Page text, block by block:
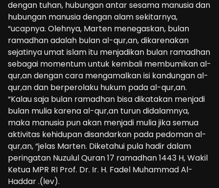
dengan tuhan, hubungan antar sesama manusia dan
hubungan manusia dengan alam sekitarnya,
“ucapnya. Olehnya, Marten menegaskan, bulan
ramadhan adalah bulan al-qur,an, dikarenakan
sejatinya umat islam itu menjadikan bulan ramadhan
sebagai momentum untuk kembali membumikan al-
qur,an dengan cara mengamalkan isi kandungan al-
qur,an dan berperolaku hukum pada al-qur,an.
“Kalau saja bulan ramadhan bisa dikatakan menjadi
bulan mulia karena al-qur,an turun didalamnya,
maka manusia pun akan menjadi mulia jika semua
aktivitas kehidupan disandarkan pada pedoman al-
qur,an, “jelas Marten. Diketahui pula hadir dalam
peringatan Nuzulul Quran 17 ramadhan 1443 H, Wakil
Ketua MPR RI Prof. Dr. Ir. H. Fadel Muhammad Al-
Haddar .(lev).